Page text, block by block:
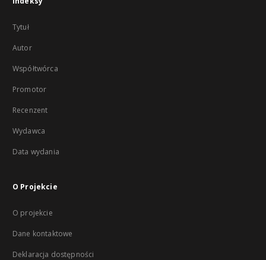
Tytuł
Autor
Współtwórca
Promotor
Recenzent
Wydawca
Data wydania
O Projekcie
O projekcie
Dane kontaktowe
Deklaracja dostępności